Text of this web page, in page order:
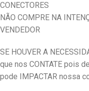
CONECTORES
NÃO COMPRE NA
VENDEDOR
SE HOUVER A
que nos CONTATE pois
pode IMPACTAR nossa